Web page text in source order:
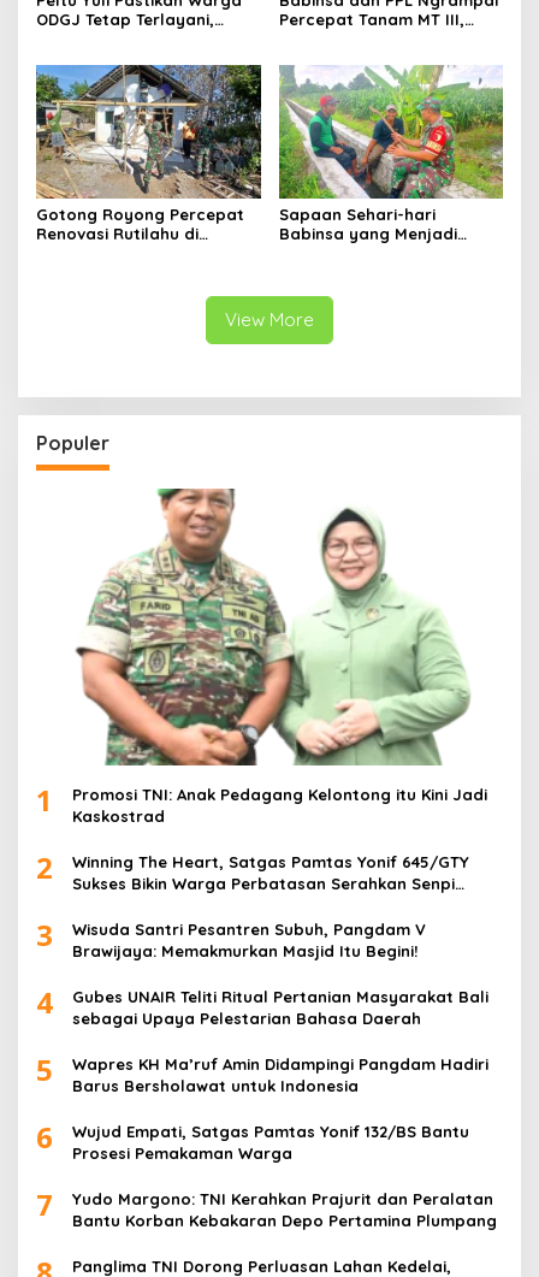
ODGJ Tetap Terlayani,
Percepat Tanam MT III,
Gotong Royong Percepat
Renovasi Rutilahu di
Sapaan Sehari-hari
Babinsa yang Menjadi
View More
Populer
1
Promosi TNI: Anak Pedagang Kelontong itu Kini Jadi
Kaskostrad
2
Winning The Heart, Satgas Pamtas Yonif 645/GTY
Sukses Bikin Warga Perbatasan Serahkan Senpi
3
Wisuda Santri Pesantren Subuh, Pangdam V
Brawijaya: Memakmurkan Masjid Itu Begini!
4
Gubes UNAIR Teliti Ritual Pertanian Masyarakat Bali
sebagai Upaya Pelestarian Bahasa Daerah
5
Wapres KH Ma’ruf Amin Didampingi Pangdam Hadiri
Barus Bersholawat untuk Indonesia
6
Wujud Empati, Satgas Pamtas Yonif 132/BS Bantu
Prosesi Pemakaman Warga
7
Yudo Margono: TNI Kerahkan Prajurit dan Peralatan
Bantu Korban Kebakaran Depo Pertamina Plumpang
Panglima TNI Dorong Perluasan Lahan Kedelai,